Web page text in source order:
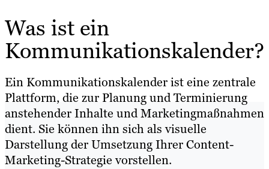
Was ist ein
Kommunikationskalender?
Ein Kommunikationskalender ist eine zentrale
Plattform, die zur Planung und Terminierung
anstehender Inhalte und Marketingmaßnahmen
dient. Sie können ihn sich als visuelle
Darstellung der Umsetzung Ihrer Content-
Marketing-Strategie vorstellen.